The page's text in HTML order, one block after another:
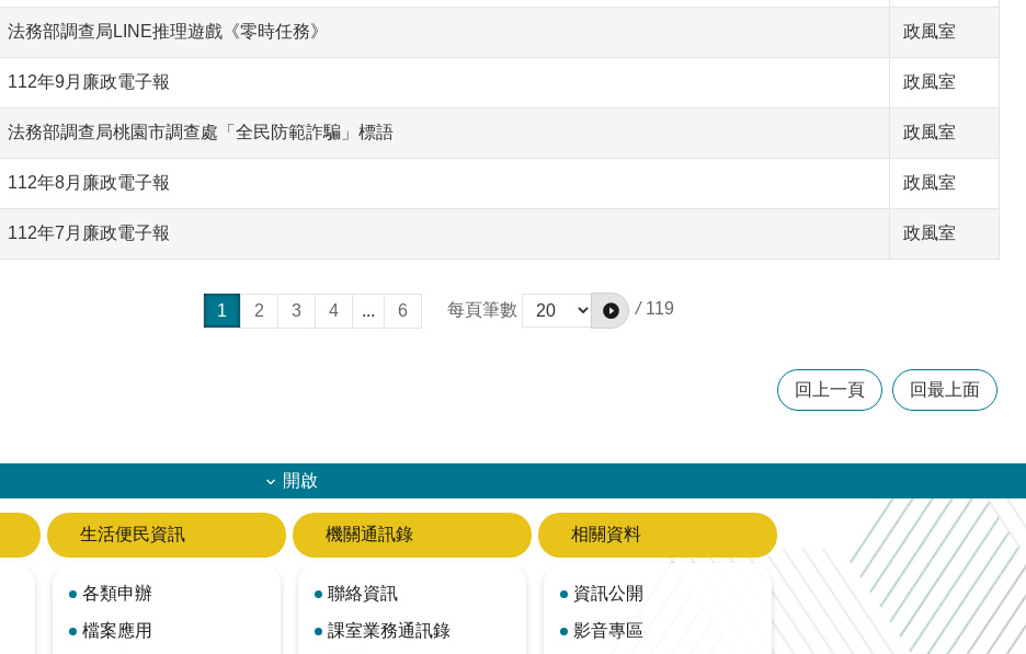
法務部調查局LINE推理遊戲《零時任務》 政風室
112年9月廉政電子報 政風室
法務部調查局桃園市調查處「全民防範詐騙」標語 政風室
112年8月廉政電子報 政風室
112年7月廉政電子報 政風室
1 2 3 4 ... 6 每頁筆數 / 119
回上一頁 回最上面
開啟
生活便民資訊
各類申辦
檔案應用
機關通訊錄
聯絡資訊
課室業務通訊錄
相關資料
資訊公開
影音專區